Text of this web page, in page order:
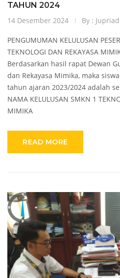
TAHUN 2024
14 Desember 2024
By :
PENGUMUMAN KELULUSAN
TEKNOLOGI DAN REKAYASA
Berdasarkan hasil rapat Dewan
dan Rekayasa Mimika, maka
tahun ajaran 2023/2024 adalah
NAMA KELULUSAN SMKN 1
MIMIKA
READ MORE